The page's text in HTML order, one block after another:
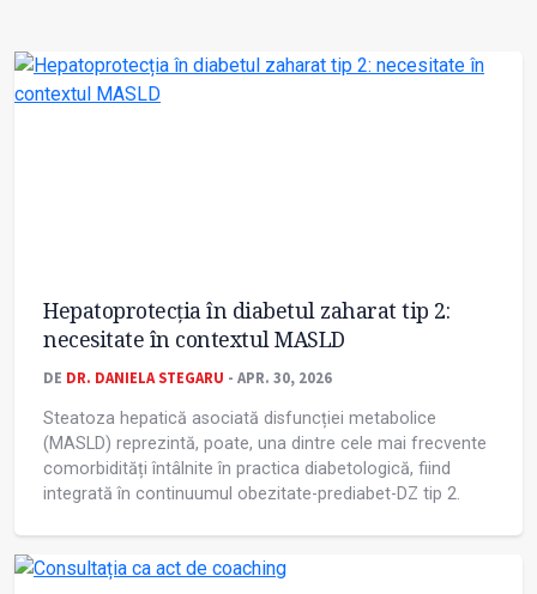
Hepatoprotecția în diabetul zaharat tip 2:
necesitate în contextul MASLD
DE DR. DANIELA STEGARU - APR. 30, 2026
Steatoza hepatică asociată disfuncției metabolice
(MASLD) reprezintă, poate, una dintre cele mai frecvente
comorbidități întâlnite în practica diabetologică, fiind
integrată în continuumul obezitate-prediabet-DZ tip 2.